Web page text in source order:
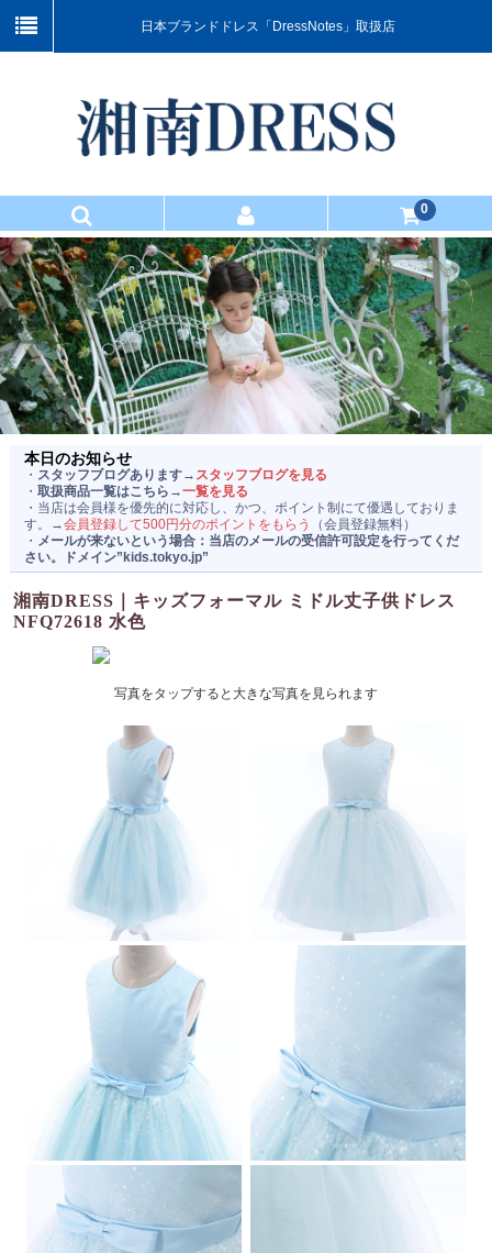
日本ブランドドレス「DressNotes」取扱店
0
TOP
商品一覧
お買い物ガイド
マスター会員のご案内
お問い合わせ
当店について
運営者情報
本日のお知らせ
・ スタッフブログあります→ スタッフブログを見る
・取扱商品一覧はこちら→一覧を見る
・当店は会員様を優先的に対応し、かつ、ポイント制にて優遇しておりま
す。→会員登録して500円分のポイントをもらう
（会員登録無料）
・ メールが来ないという場合：当店のメールの受信許可設定を行ってくだ
さい。ドメイン”kids.tokyo.jp”
湘南DRESS｜キッズフォーマル ミドル丈子供ドレス
NFQ72618 水色
写真をタップすると大きな写真を見られます